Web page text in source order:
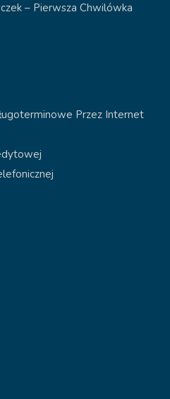
– Pierwsza Chwilówka
Przez Internet